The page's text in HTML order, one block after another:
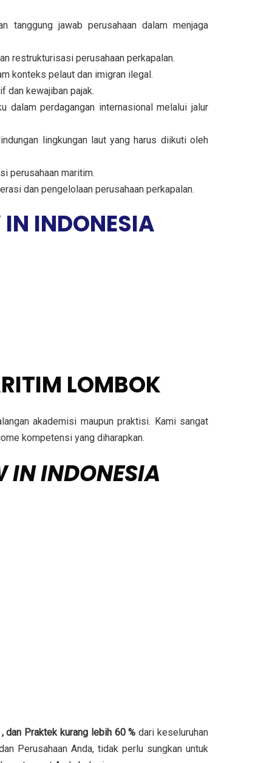
tanggung jawab perusahaan dalam menjaga
restrukturisasi perusahaan perkapalan.
konteks pelaut dan imigran ilegal.
dan kewajiban pajak.
dalam perdagangan internasional melalui jalur
lingkungan laut yang harus diikuti oleh
perusahaan maritim.
dan pengelolaan perusahaan perkapalan.
INDONESIA
LOMBOK
akademisi maupun praktisi. Kami sangat
kompetensi yang diharapkan.
IN INDONESIA
dan Praktek kurang lebih 60 %dari keseluruhan
Perusahaan Anda, tidak perlu sungkan untuk